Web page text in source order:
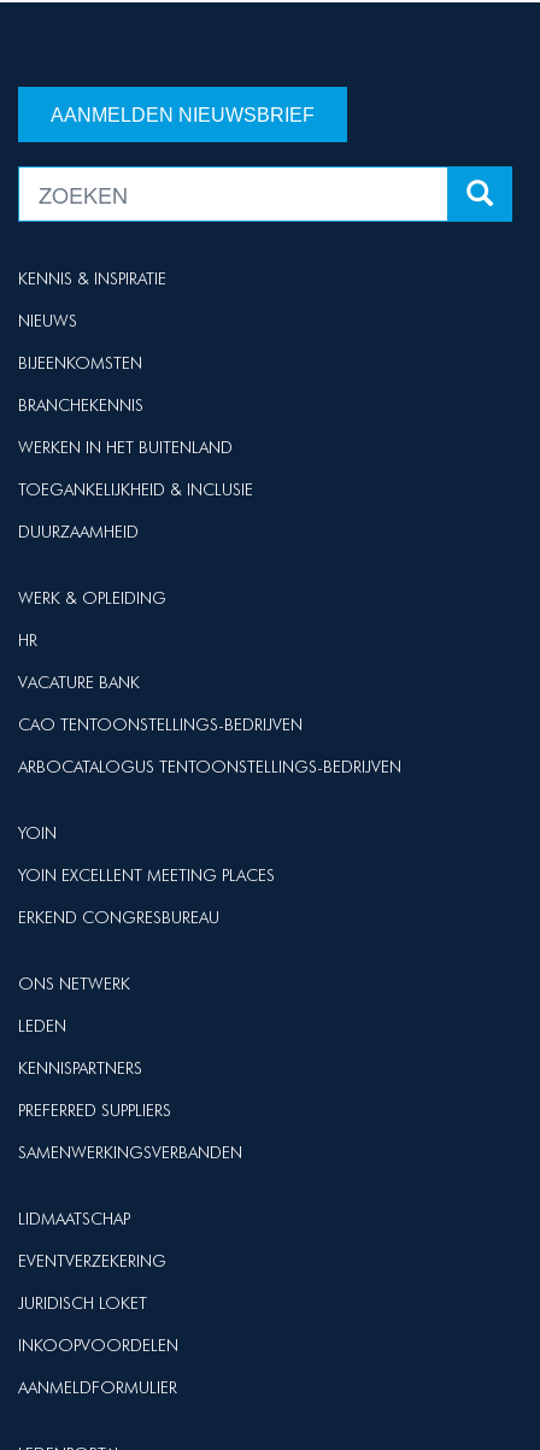
AANMELDEN NIEUWSBRIEF
KENNIS & INSPIRATIE
NIEUWS
BIJEENKOMSTEN
BRANCHEKENNIS
WERKEN IN HET BUITENLAND
TOEGANKELIJKHEID & INCLUSIE
DUURZAAMHEID
WERK & OPLEIDING
HR
VACATURE BANK
CAO TENTOONSTELLINGS-BEDRIJVEN
ARBOCATALOGUS TENTOONSTELLINGS-BEDRIJVEN
YOIN
YOIN EXCELLENT MEETING PLACES
ERKEND CONGRESBUREAU
ONS NETWERK
LEDEN
KENNISPARTNERS
PREFERRED SUPPLIERS
SAMENWERKINGSVERBANDEN
LIDMAATSCHAP
EVENTVERZEKERING
JURIDISCH LOKET
INKOOPVOORDELEN
AANMELDFORMULIER